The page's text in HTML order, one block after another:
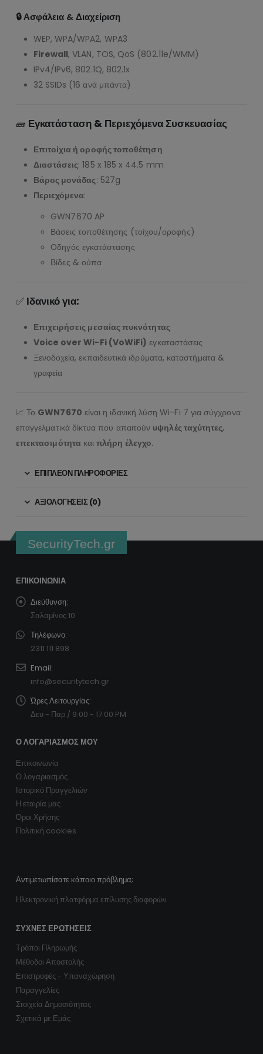
🔒 Ασφάλεια & Διαχείριση
WEP, WPA/WPA2, WPA3
Firewall, VLAN, TOS, QoS (802.11e/WMM)
IPv4/IPv6, 802.1Q, 802.1x
32 SSIDs (16 ανά μπάντα)
🧱 Εγκατάσταση & Περιεχόμενα Συσκευασίας
Επιτοίχια ή οροφής τοποθέτηση
Διαστάσεις: 185 x 185 x 44.5 mm
Βάρος μονάδας: 527g
Περιεχόμενα:
GWN7670 AP
Βάσεις τοποθέτησης (τοίχου/οροφής)
Οδηγός εγκατάστασης
Βίδες & ούπα
✅ Ιδανικό για:
Επιχειρήσεις μεσαίας πυκνότητας
Voice over Wi-Fi (VoWiFi) εγκαταστάσεις
Ξενοδοχεία, εκπαιδευτικά ιδρύματα, καταστήματα &
γραφεία
📈 Το GWN7670 είναι η ιδανική λύση Wi-Fi 7 για σύγχρονα
επαγγελματικά δίκτυα που απαιτούν υψηλές ταχύτητες,
επεκτασιμότητα καιπλήρη έλεγχο.
ΕΠΙΠΛΈΟΝ ΠΛΗΡΟΦΟΡΊΕΣ
ΑΞΙΟΛΟΓΉΣΕΙΣ (0)
SecurityTech.gr
ΕΠΙΚΟΙΝΩΝΊΑ
Διεύθυνση:
Σαλαμίνος 10
Τηλέφωνο:
2311 111 898
Email:
info@securitytech.gr
Ώρες Λειτουργίας:
Δευ - Παρ / 9:00 - 17:00 PM
Ο ΛΟΓΑΡΙΑΣΜΌΣ ΜΟΥ
Επικοινωνία
Ο λογαριασμός
Ιστορικό Πραγγελιών
Η εταιρία μας
Όροι Χρήσης
Πολιτική cookies
Αντιμετωπίσατε κάποιο πρόβλημα;
Ηλεκτρονική πλατφόρμα επίλυσης διαφορών
ΣΥΧΝΈΣ ΕΡΩΤΉΣΕΙΣ
Τρόποι Πληρωμής
Μέθοδοι Αποστολής
Επιστροφές - Υπαναχώρηση
Παραγγελίες
Στοιχεία Δημοσιότητας
Σχετικά με Εμάς